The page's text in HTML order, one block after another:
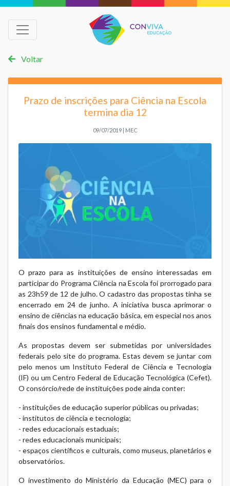
Voltar
Prazo de inscrições para Ciência na Escola
termina dia 12
09/07/2019 | MEC
O prazo para as instituições de ensino interessadas em
participar do Programa Ciência na Escola foi prorrogado para
as 23h59 de 12 de julho. O cadastro das propostas tinha se
encerrado em 24 de junho. A iniciativa busca aprimorar o
ensino de ciências na educação básica, em especial nos anos
finais dos ensinos fundamental e médio.
As propostas devem ser submetidas por universidades
federais pelo site do programa. Estas devem se juntar com
pelo menos um Instituto Federal de Ciência e Tecnologia
(IF) ou um Centro Federal de Educação Tecnológica (Cefet).
O consórcio/rede de instituições pode ainda conter:
- instituições de educação superior públicas ou privadas;
- institutos de ciência e tecnologia;
- redes educacionais estaduais;
- redes educacionais municipais;
- espaços científicos e culturais, como museus, planetários e
observatórios.
O investimento do Ministério da Educação (MEC) para o